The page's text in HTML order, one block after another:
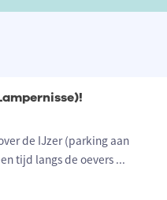
de IJzer (parking aan
tijd langs de oevers ...